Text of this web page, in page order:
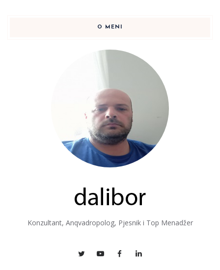
O MENI
Konzultant, Anqvadropolog, Pjesnik i Top Menadžer